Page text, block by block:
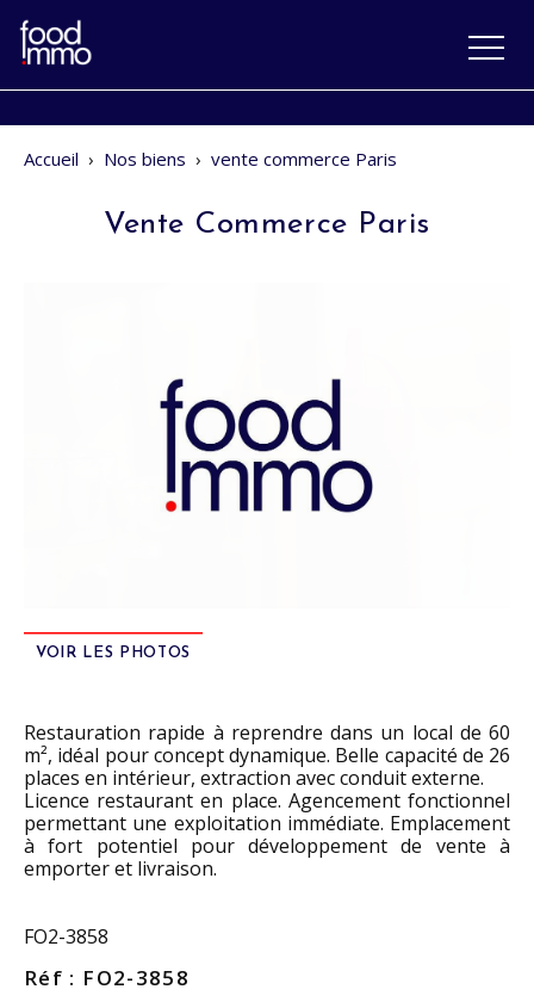
Accueil › Nos biens › vente commerce Paris
Vente Commerce Paris
VOIR LES PHOTOS
Restauration rapide à reprendre dans un local de 60
m², idéal pour concept dynamique. Belle capacité de 26
places en intérieur, extraction avec conduit externe.
Licence restaurant en place. Agencement fonctionnel
permettant une exploitation immédiate. Emplacement
à fort potentiel pour développement de vente à
emporter et livraison.
FO2-3858
Réf : FO2-3858